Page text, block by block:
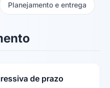
Planejamento e entrega
de prazo